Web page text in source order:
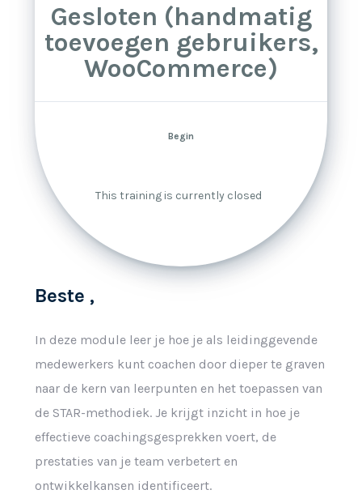
Gesloten (handmatig
toevoegen gebruikers,
WooCommerce)
Begin
This training is currently closed
Beste ,
In deze module leer je hoe je als leidinggevende
medewerkers kunt coachen door dieper te graven
naar de kern van leerpunten en het toepassen van
de STAR-methodiek. Je krijgt inzicht in hoe je
effectieve coachingsgesprekken voert, de
prestaties van je team verbetert en
ontwikkelkansen identificeert.